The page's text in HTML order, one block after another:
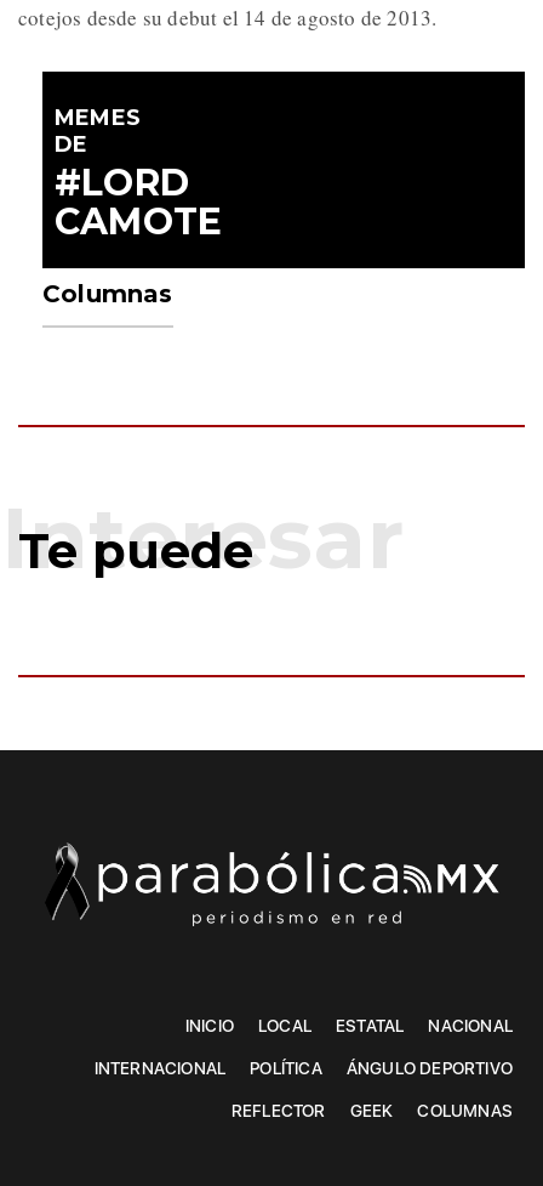
cotejos desde su debut el 14 de agosto de 2013.
MEMES
DE
#LORD
CAMOTE
Columnas
Te puede
INICIO LOCAL ESTATAL NACIONAL
INTERNACIONAL POLÍTICA ÁNGULO DEPORTIVO
REFLECTOR GEEK COLUMNAS